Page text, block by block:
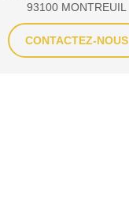
93100 MONTREUIL
CONTACTEZ-NOUS